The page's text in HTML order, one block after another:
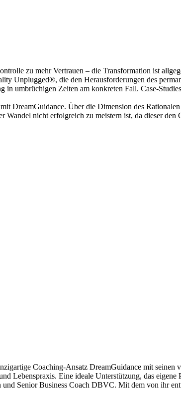
zu mehr Vertrauen – die Transformation ist
Unplugged®, die den Herausforderungen des
umbrüchigen Zeiten am konkreten Fall. Case-
DreamGuidance. Über die Dimension des
nicht erfolgreich zu meistern ist, da dieser
Coaching-Ansatz DreamGuidance mit seinen
Lebenspraxis. Eine ideale Unterstützung, das
Senior Business Coach DBVC. Mit dem von ihr